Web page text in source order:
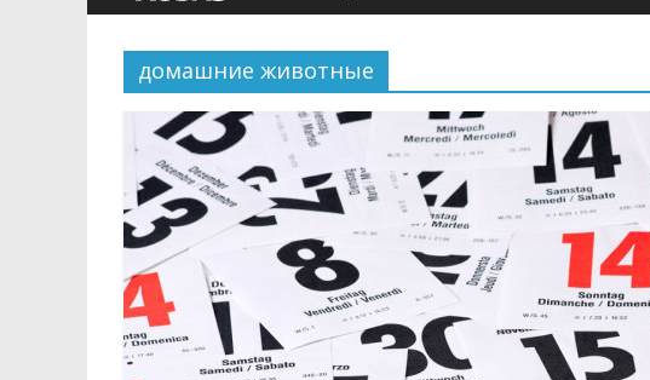
домашние животные